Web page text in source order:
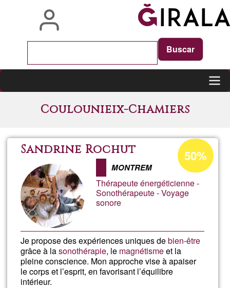
navigation
Coulounieix-Chamiers
Sandrine Rochut
MONTREM
Thérapeute énergéticienne -
Sonothérapeute - Voyage
sonore
Je propose des expériences uniques debien-être
grâce à lasonothérapie, le magnétismeet la
pleine conscience. Mon approche vise à apaiser
le corps et l’esprit, en favorisant l’équilibre
intérieur.
Acceptance
percentage
Ğ1
50%